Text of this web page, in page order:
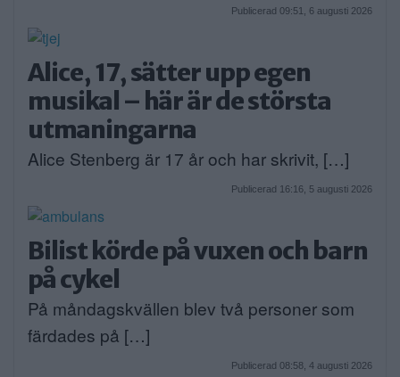
Publicerad 09:51, 6 augusti 2026
Alice, 17, sätter upp egen
musikal – här är de största
utmaningarna
Alice Stenberg är 17 år och har skrivit, […]
Publicerad 16:16, 5 augusti 2026
Bilist körde på vuxen och barn
på cykel
På måndagskvällen blev två personer som
färdades på […]
Publicerad 08:58, 4 augusti 2026